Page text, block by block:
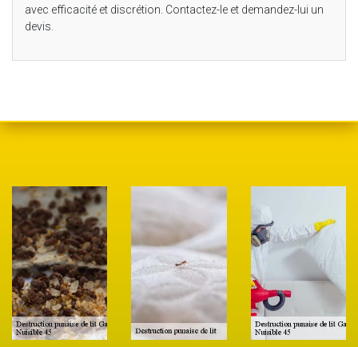
avec efficacité et discrétion. Contactez-le et demandez-lui un
devis.